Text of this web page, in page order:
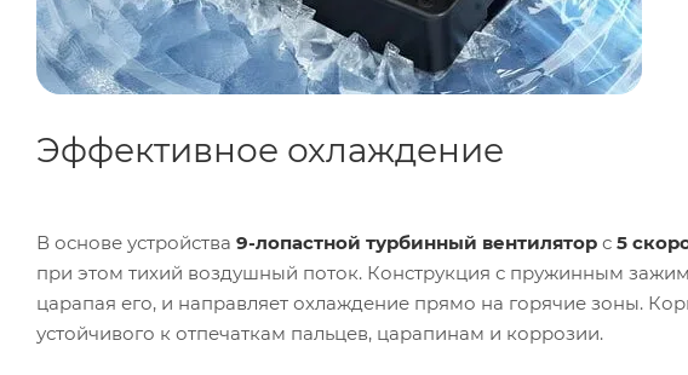
Эффективное охлаждение
В основе устройства 9-лопастной турбинный вентилятор с 5
при этом тихий воздушный поток. Конструкция с пружинным
царапая его, и направляет охлаждение прямо на горячие зоны.
устойчивого к отпечаткам пальцев, царапинам и коррозии.